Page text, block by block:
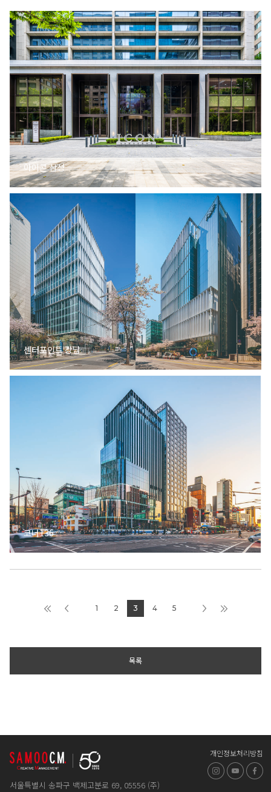
아이콘 삼성
센터포인트 강남
코너136
1 2 3 4 5
목록
서울특별시 송파구 백제고분로 69, 05556 (주)
개인정보처리방침
인스타그램
유튜브페